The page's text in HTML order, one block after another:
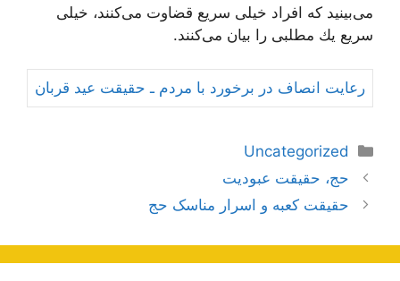
می‌بینید كه افراد خیلی سریع قضاوت می‌كنند، خیلی
سریع یك مطلبی را بیان می‌كنند.
رعایت انصاف در برخورد با مردم ـ حقیقت عید قربان
دسته‌ها
Uncategorized
ناوبری
نوشته‌ها
حج، حقیقت عبودیت
حقیقت کعبه و اسرار مناسک حج